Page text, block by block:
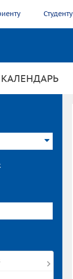
Студенту
КАЛЕНДАРЬ